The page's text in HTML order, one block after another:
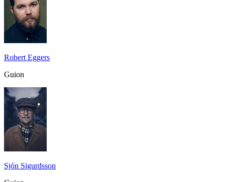
Robert Eggers
Guion
Sjón Sigurdsson